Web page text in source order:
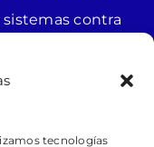
tecnologías
contra
sistemas